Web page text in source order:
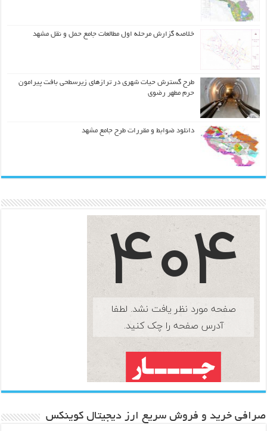
خلاصه گزارش مرحله اول مطالعات جامع حمل و نقل مشهد
طرح گسترش حیات شهري در ترازهاي زیرسطحی بافت پیرامون
حرم مطهر رضوي
دانلود ضوابط و مقررات طرح جامع مشهد
صرافی خرید و فروش سریع ارز دیجیتال کوینکس